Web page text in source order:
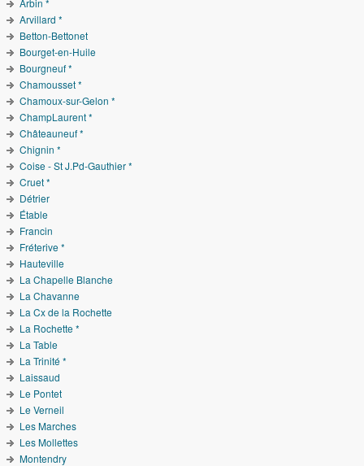
Arvillard *
Betton-Bettonet
Bourget-en-Huile
Bourgneuf *
Chamousset *
Chamoux-sur-Gelon *
ChampLaurent *
Châteauneuf *
Chignin *
Coise - St J.Pd-Gauthier *
Cruet *
Détrier
Étable
Francin
Fréterive *
Hauteville
La Chapelle Blanche
La Chavanne
La Cx de la Rochette
La Rochette *
La Table
La Trinité *
Laissaud
Le Pontet
Le Verneil
Les Marches
Les Mollettes
Montendry